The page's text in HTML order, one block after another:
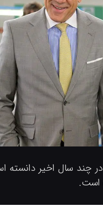
در چند سال اخیر
است.